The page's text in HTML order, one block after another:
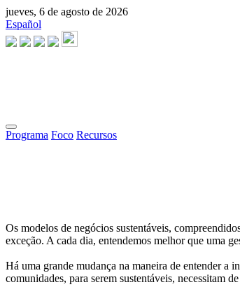
jueves, 6 de agosto de 2026
Español
Programa Foco Recursos
Os modelos de negócios sustentáveis,
exceção. A cada dia, entendemos melhor que uma
Há uma grande mudança na maneira de entender a
comunidades, para serem sustentáveis, necessitam